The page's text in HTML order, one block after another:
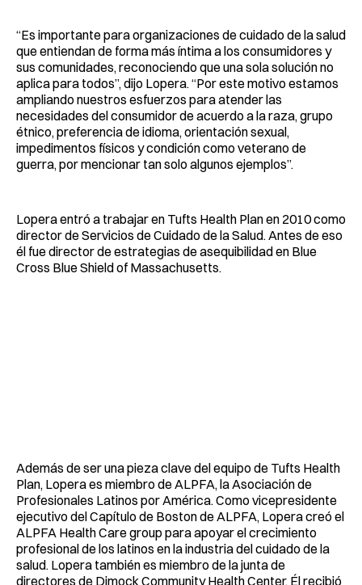
“Es importante para organizaciones de cuidado de la salud
que entiendan de forma más íntima a los consumidores y
sus comunidades, reconociendo que una sola solución no
aplica para todos”, dijo Lopera. “Por este motivo estamos
ampliando nuestros esfuerzos para atender las
necesidades del consumidor de acuerdo a la raza, grupo
étnico, preferencia de idioma, orientación sexual,
impedimentos físicos y condición como veterano de
guerra, por mencionar tan solo algunos ejemplos”.
Lopera entró a trabajar en Tufts Health Plan en 2010 como
director de Servicios de Cuidado de la Salud. Antes de eso
él fue director de estrategias de asequibilidad en Blue
Cross Blue Shield of Massachusetts.
Además de ser una pieza clave del equipo de Tufts Health
Plan, Lopera es miembro de ALPFA, la Asociación de
Profesionales Latinos por América. Como vicepresidente
ejecutivo del Capítulo de Boston de ALPFA, Lopera creó el
ALPFA Health Care group para apoyar el crecimiento
profesional de los latinos en la industria del cuidado de la
salud. Lopera también es miembro de la junta de
directores de Dimock Community Health Center. Él recibió